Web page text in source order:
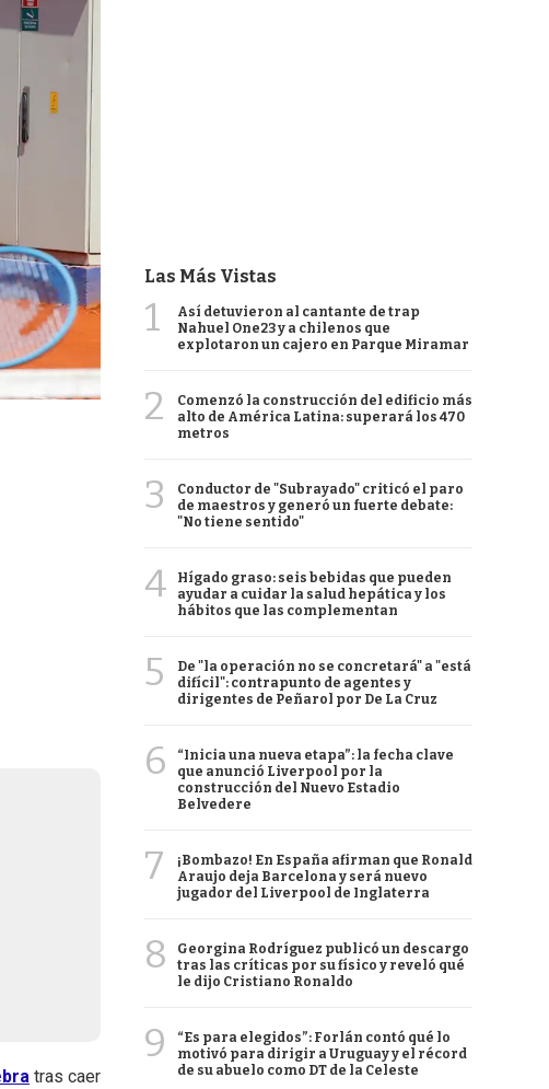
tras caer
Las Más Vistas
1
Así detuvieron al cantante de trap
Nahuel One23 y a chilenos que
explotaron un cajero en Parque Miramar
2
Comenzó la construcción del edificio más
alto de América Latina: superará los 470
metros
3
Conductor de "Subrayado" criticó el paro
de maestros y generó un fuerte debate:
"No tiene sentido"
4
Hígado graso: seis bebidas que pueden
ayudar a cuidar la salud hepática y los
hábitos que las complementan
5
De "la operación no se concretará" a "está
difícil": contrapunto de agentes y
dirigentes de Peñarol por De La Cruz
6
“Inicia una nueva etapa”: la fecha clave
que anunció Liverpool por la
construcción del Nuevo Estadio
Belvedere
7
¡Bombazo! En España afirman que Ronald
Araujo deja Barcelona y será nuevo
jugador del Liverpool de Inglaterra
8
Georgina Rodríguez publicó un descargo
tras las críticas por su físico y reveló qué
le dijo Cristiano Ronaldo
9
“Es para elegidos”: Forlán contó qué lo
motivó para dirigir a Uruguay y el récord
de su abuelo como DT de la Celeste